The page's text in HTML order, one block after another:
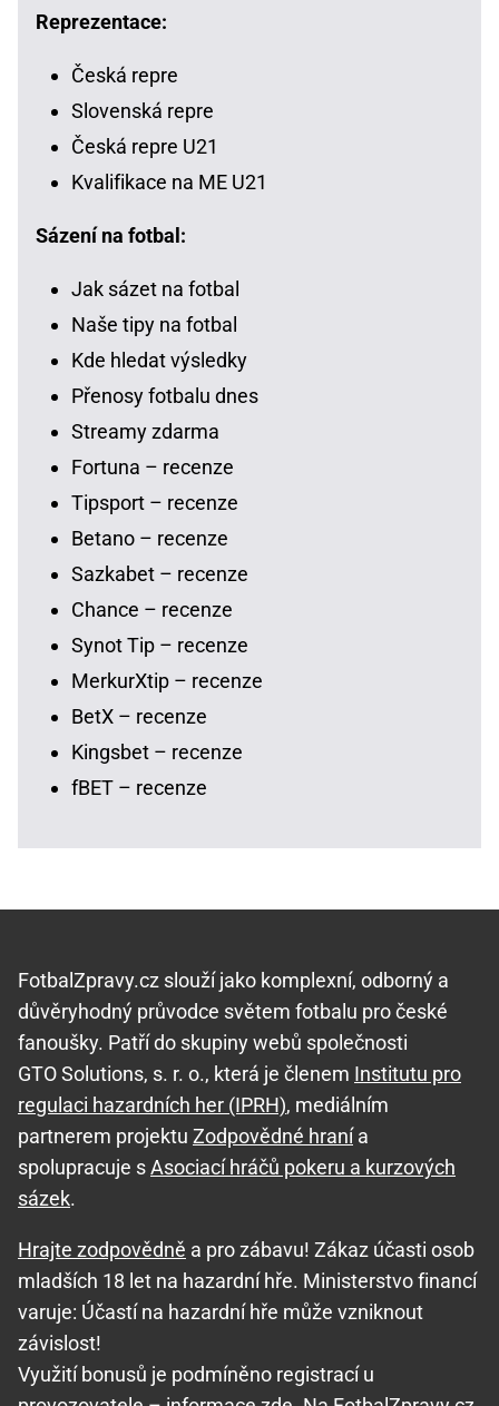
Reprezentace:
Česká repre
Slovenská repre
Česká repre U21
Kvalifikace na ME U21
Sázení na fotbal:
Jak sázet na fotbal
Naše tipy na fotbal
Kde hledat výsledky
Přenosy fotbalu dnes
Streamy zdarma
Fortuna – recenze
Tipsport – recenze
Betano – recenze
Sazkabet – recenze
Chance – recenze
Synot Tip – recenze
MerkurXtip – recenze
BetX – recenze
Kingsbet – recenze
fBET – recenze
FotbalZpravy.cz slouží jako komplexní, odborný a
důvěryhodný průvodce světem fotbalu pro české
fanoušky. Patří do skupiny webů společnosti
GTO Solutions, s. r. o., která je členem Institutu pro
regulaci hazardních her (IPRH), mediálním
partnerem projektu Zodpovědné hranía
spolupracuje sAsociací hráčů pokeru a kurzových
sázek.
Hrajte zodpovědně a pro zábavu! Zákaz účasti osob
mladších 18 let na hazardní hře. Ministerstvo financí
varuje: Účastí na hazardní hře může vzniknout
závislost!
Využití bonusů je podmíněno registrací u